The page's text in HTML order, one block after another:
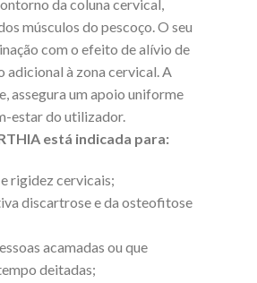
da coluna cervical,
músculos do pescoço. O seu
com o efeito de alívio de
à zona cervical. A
assegura um apoio uniforme
estar do utilizador.
está indicada para:
rigidez cervicais;
discartrose e da osteofitose
acamadas ou que
deitadas;